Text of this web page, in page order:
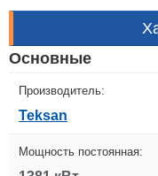
Основные
Производитель:
Teksan
Мощность постоянная: